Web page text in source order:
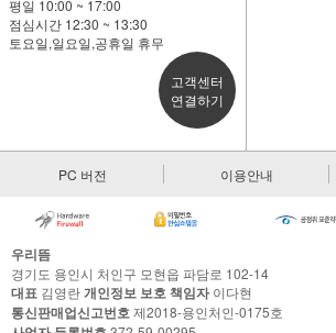
평일 10:00 ~ 17:00
점심시간 12:30 ~ 13:30
토요일,일요일,공휴일 휴무
고객센터
연결하기
PC 버전 이용안내
우리뜸
경기도 용인시 처인구 모현읍 파담로 102-14
대표 김영란개인정보 보호 책임자이다현
통신판매업신고번호제2018-용인처인-0175호